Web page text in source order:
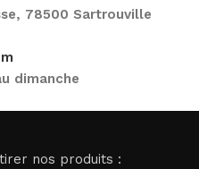
78500 Sartrouville
dimanche
nos produits :